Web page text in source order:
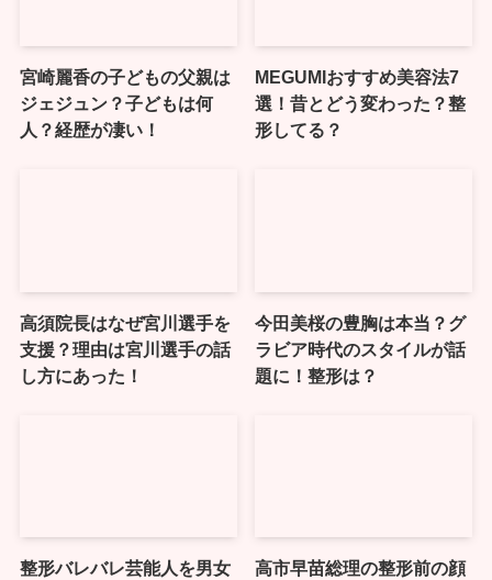
宮崎麗香の子どもの父親は
ジェジュン？子どもは何
人？経歴が凄い！
MEGUMIおすすめ美容法7
選！昔とどう変わった？整
形してる？
高須院長はなぜ宮川選手を
支援？理由は宮川選手の話
し方にあった！
今田美桜の豊胸は本当？グ
ラビア時代のスタイルが話
題に！整形は？
整形バレバレ芸能人を男女
高市早苗総理の整形前の顔